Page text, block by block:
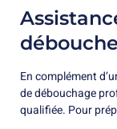
En complément
de débouchage
qualifiée. Pour